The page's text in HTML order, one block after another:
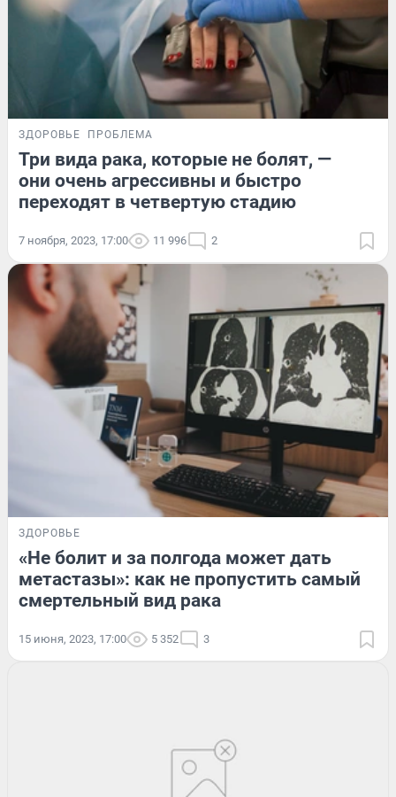
ЗДОРОВЬЕ ПРОБЛЕМА
Три вида рака, которые не болят, —
они очень агрессивны и быстро
переходят в четвертую стадию
7 ноября, 2023, 17:00 11 996 2
ЗДОРОВЬЕ
«Не болит и за полгода может дать
метастазы»: как не пропустить самый
смертельный вид рака
15 июня, 2023, 17:00 5 352 3